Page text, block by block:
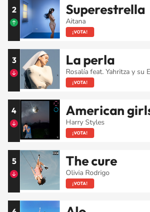
2 Superestrella
Aitana
¡VOTA!
3 La perla
Rosalía feat. Yahritza y su
¡VOTA!
4 American
Harry Styles
¡VOTA!
5 The cure
Olivia Rodrigo
¡VOTA!